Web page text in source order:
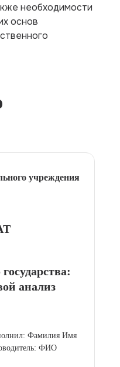
необходимости
основ
учреждения
анализ
Фамилия Имя
ФИО